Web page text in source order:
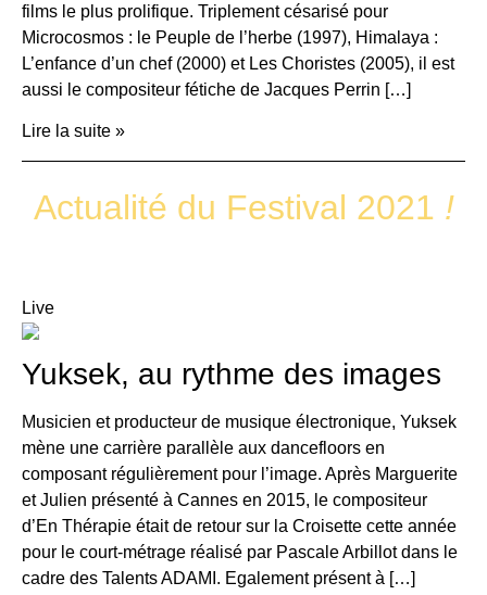
films le plus prolifique. Triplement césarisé pour
Microcosmos : le Peuple de l’herbe (1997), Himalaya :
L’enfance d’un chef (2000) et Les Choristes (2005), il est
aussi le compositeur fétiche de Jacques Perrin […]
Lire la suite »
Actualité du Festival 2021 !
Live
Yuksek, au rythme des images
Musicien et producteur de musique électronique, Yuksek
mène une carrière parallèle aux dancefloors en
composant régulièrement pour l’image. Après Marguerite
et Julien présenté à Cannes en 2015, le compositeur
d’En Thérapie était de retour sur la Croisette cette année
pour le court-métrage réalisé par Pascale Arbillot dans le
cadre des Talents ADAMI. Egalement présent à […]